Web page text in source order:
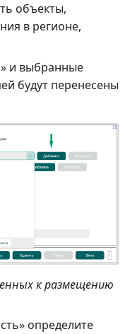
объекты,
в регионе,
и выбранные
будут перенесены
к размещению
определите